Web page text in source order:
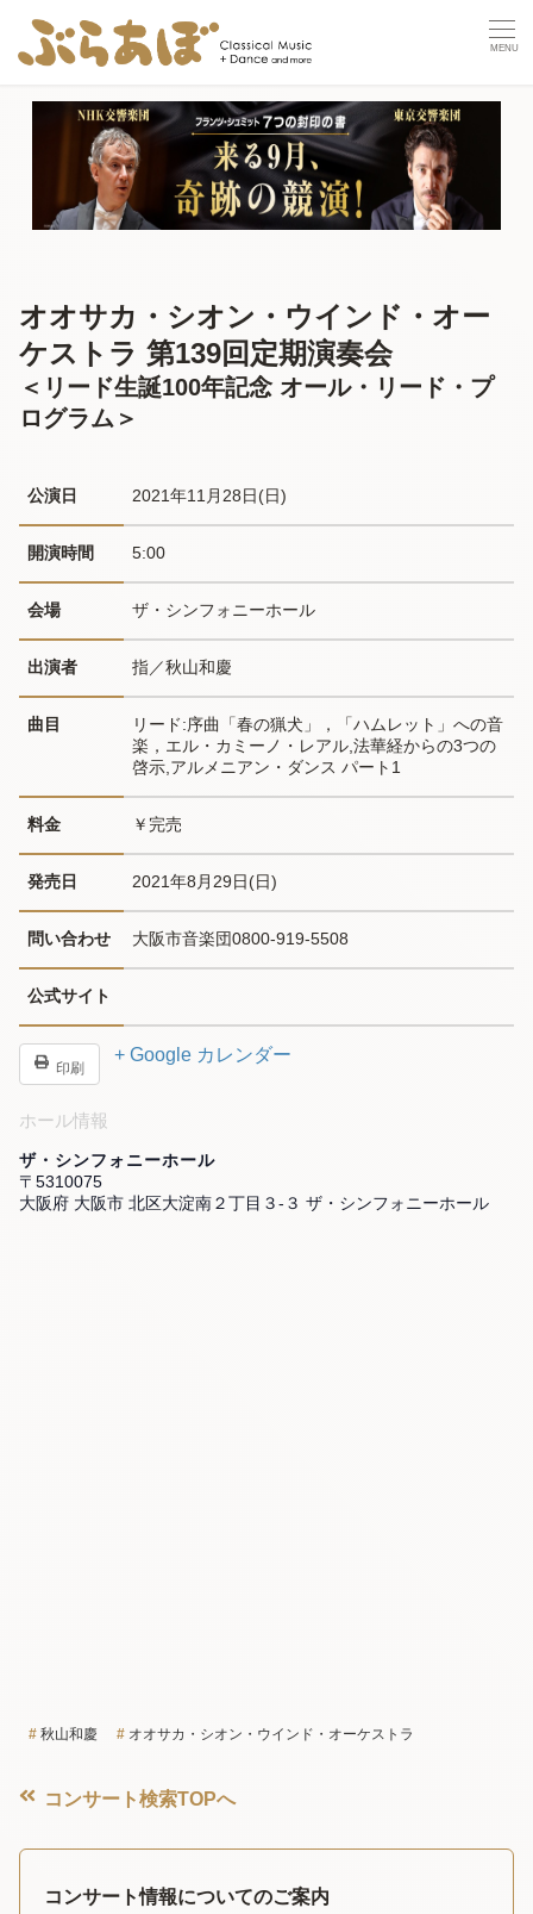
オオサカ・シオン・ウインド・オー
ケストラ 第139回定期演奏会
＜リード生誕100年記念 オール・リード・プ
ログラム＞
公演日 2021年11月28日(日)
開演時間 5:00
会場 ザ・シンフォニーホール
出演者 指／秋山和慶
曲目
リード:序曲「春の猟犬」，「ハムレット」への音
楽，エル・カミーノ・レアル,法華経からの3つの
啓示,アルメニアン・ダンス パート1
料金 ￥完売
発売日 2021年8月29日(日)
問い合わせ 大阪市音楽団0800-919-5508
公式サイト
印刷
+ Google カレンダー
ホール情報
ザ・シンフォニーホール
〒5310075
大阪府 大阪市 北区大淀南２丁目３-３ ザ・シンフォニーホール
秋山和慶 オオサカ・シオン・ウインド・オーケストラ
コンサート検索TOPへ
コンサート情報についてのご案内